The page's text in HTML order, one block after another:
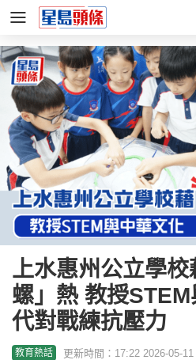
上水惠州公立學
螺」熱 教授
代對戰練抗壓力
教育熱話 更新時間：17:22 2026-05-